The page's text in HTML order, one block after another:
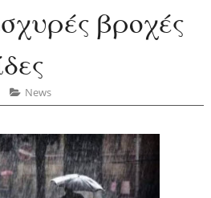
βροχές
News